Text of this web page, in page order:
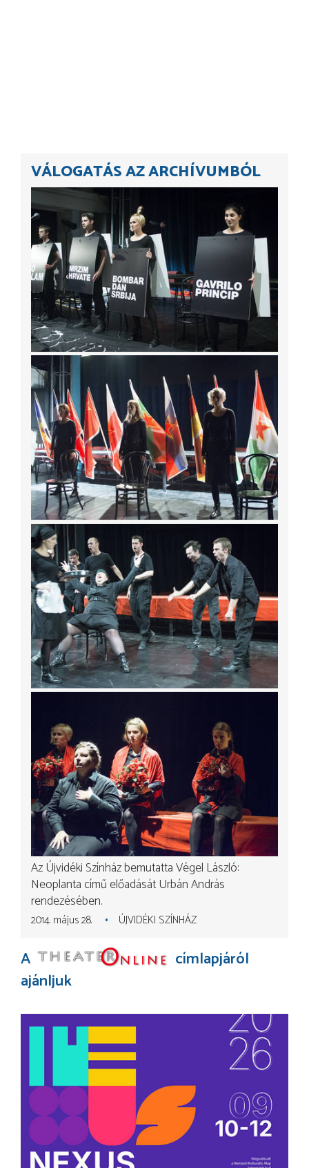
VÁLOGATÁS AZ ARCHÍVUMBÓL
Az Újvidéki Színház bemutatta Végel László:
Neoplanta című előadását Urbán András
rendezésében.
2014. május 28. ÚJVIDÉKI SZÍNHÁZ
A
címlapjáról
ajánljuk